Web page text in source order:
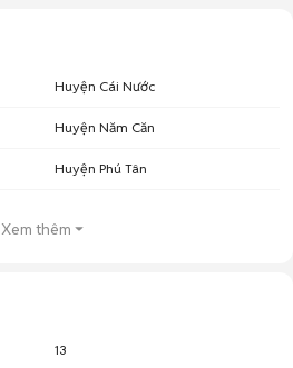
Huyện Cái Nước
Huyện Năm Căn
Huyện Phú Tân
Xem thêm
13